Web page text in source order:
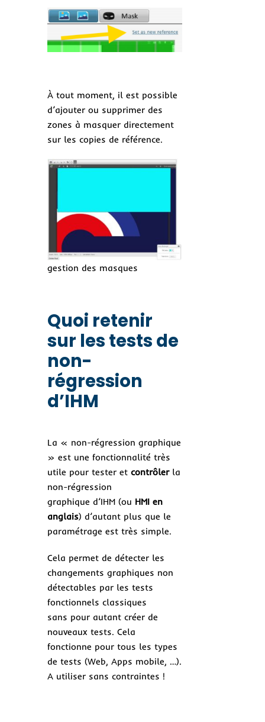
À tout moment, il est possible
d’ajouter ou supprimer des
zones à masquer directement
sur les copies de référence.
gestion des masques
Quoi retenir
sur les tests de
non-
régression
d’IHM
La « non-régression graphique
» est une fonctionnalité très
utile pour tester et contrôlerla
non-régression
graphique d’IHM (ou HMI en
anglais) d’autant plus que le
paramétrage est très simple.
Cela permet de détecter les
changements graphiques non
détectables par les tests
fonctionnels classiques
sans pour autant créer de
nouveaux tests. Cela
fonctionne pour tous les types
de tests (Web, Apps mobile, …).
A utiliser sans contraintes !